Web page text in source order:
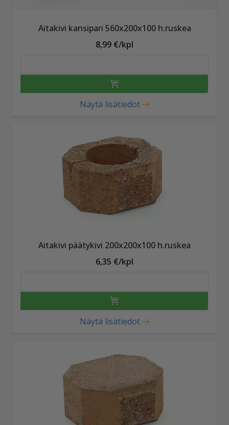
Aitakivi kansipari 560x200x100 h.ruskea
8,99 €/kpl
Näytä lisätiedot
Aitakivi päätykivi 200x200x100 h.ruskea
6,35 €/kpl
Näytä lisätiedot